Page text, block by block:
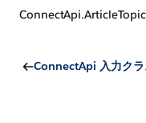
ConnectApi 入力クラ